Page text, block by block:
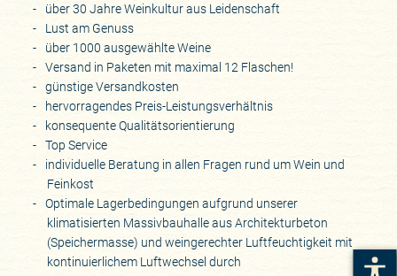
über 30 Jahre Weinkultur aus Leidenschaft
Lust am Genuss
über 1000 ausgewählte Weine
Versand in Paketen mit maximal 12 Flaschen!
günstige Versandkosten
hervorragendes Preis-Leistungsverhältnis
konsequente Qualitätsorientierung
Top Service
individuelle Beratung in allen Fragen rund um Wein und
Feinkost
Optimale Lagerbedingungen aufgrund unserer
klimatisierten Massivbauhalle aus Architekturbeton
(Speichermasse) und weingerechter Luftfeuchtigkeit mit
kontinuierlichem Luftwechsel durch